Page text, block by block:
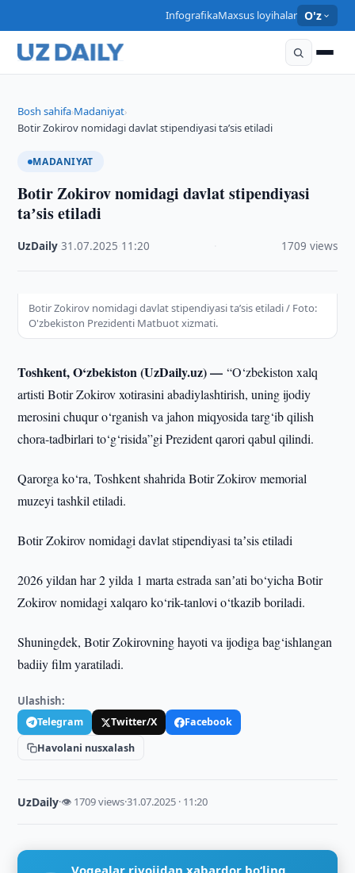
InfografikaMaxsus loyihalar O'z
Bosh sahifa›Madaniyat›
Botir Zokirov nomidagi davlat stipendiyasi taʼsis etiladi
MADANIYAT
Botir Zokirov nomidagi davlat stipendiyasi
taʼsis etiladi
UzDaily ·31.07.2025 11:20 1709 views
Botir Zokirov nomidagi davlat stipendiyasi taʼsis etiladi / Foto:
O'zbekiston Prezidenti Matbuot xizmati.
Toshkent, O‘zbekiston (UzDaily.uz) —“O‘zbekiston xalq
artisti Botir Zokirov xotirasini abadiylashtirish, uning ijodiy
merosini chuqur o‘rganish va jahon miqyosida targ‘ib qilish
chora-tadbirlari to‘g‘risida”gi Prezident qarori qabul qilindi.
Qarorga ko‘ra, Toshkent shahrida Botir Zokirov memorial
muzeyi tashkil etiladi.
Botir Zokirov nomidagi davlat stipendiyasi taʼsis etiladi
2026 yildan har 2 yilda 1 marta estrada sanʼati bo‘yicha Botir
Zokirov nomidagi xalqaro ko‘rik-tanlovi o‘tkazib boriladi.
Shuningdek, Botir Zokirovning hayoti va ijodiga bag‘ishlangan
badiiy film yaratiladi.
Ulashish:
Telegram Twitter/X
Facebook
Havolani nusxalash
UzDaily·👁 1709 views·31.07.2025 · 11:20
Voqealar rivojidan xabardor bo‘ling